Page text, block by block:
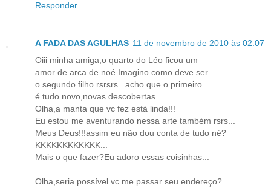
Responder
A FADA DAS AGULHAS 11 de novembro de 2010 às 02:07
Oiii minha amiga,o quarto do Léo ficou um
amor de arca de noé.Imagino como deve ser
o segundo filho rsrsrs...acho que o primeiro
é tudo novo,novas descobertas...
Olha,a manta que vc fez está linda!!!
Eu estou me aventurando nessa arte também rsrs...
Meus Deus!!!assim eu não dou conta de tudo né?
KKKKKKKKKKKK...
Mais o que fazer?Eu adoro essas coisinhas...
Olha,seria possível vc me passar seu endereço?